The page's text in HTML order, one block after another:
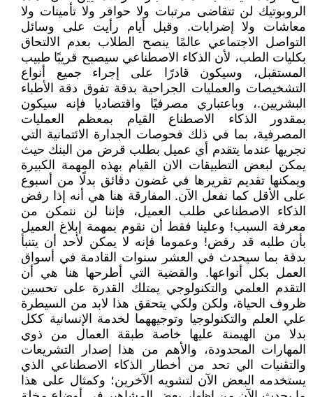
الروبوتيك لن تتقاضى مرتبات ولا حوافر ولا تأمينات ولا
معاشات ولا إضرابات. وقبل أيام رأيت على وسائل
التواصل الاجتماعي عالمًا ينصح الطلاب بعدم الالتحاق
بكليات الطب، لأن الذكاء الاصطناعي سيصبح قريبًا طبيب
المستقبل، وسيكون قادرًا على إجراء جميع أنواع
التشخيصات والعمليات الجراحية بدقة تفوق دقة الأطباء
البشريين.، وباعتباري مصرفيًا واقتصاديا فإنه سيكون
بمقدور الذكاء الاصطناع القيام بمعظم العمليات
المصرفية، بما في ذلك فحوصات الجدارة الائتمانية التي
نجريها عندما يتقدم أي عميل بطلب قرض من البنك حيث
يمكن لبعض التطبيقات الان القيام بهذه المهمة الكبيرة
ويمكنها تقديم تقريرها في غضون دقائق بدلًا من أسبوع
على الأقل كما نفعل الآن. المفارقة هنا هي أنه إذا رفض
الذكاء الاصطناعي طلب العميل، فإننا لن نتمكن من
معرفة السبب! وعلينا فقط أن نقوم بمهمة إبلاغ العميل
بأن طلبه قد رفض! وعموما فإنه لا يمكن لأحد أن يتنبأ
بدقة بما سيحدث في العشر سنوات القادمة في أسواق
العمل بكل أنواعها. والقضية التي أطرحها هنا هي أن
التقدم العلمي والتكنولوجي يمتلك القدرة على تحسين
ظروف الحياة، ولكن ولكي يتحقق هذا لابد من السيطرة
علي العلم والتكنولوجيا وتوجيههما لخدمة الإنسانية ككل
بدلا من الهيمنة عليها خاصة طبقة العمال من ذوي
المهارات المحدودة، والأهم من هذا إصدار التشريعات
والتقنيات الي تحد من أخطار الذكاء الاصطناعي الذي
يستخدمه البعض الآن لتشويه الآخرين؛ وكمثال على هذا